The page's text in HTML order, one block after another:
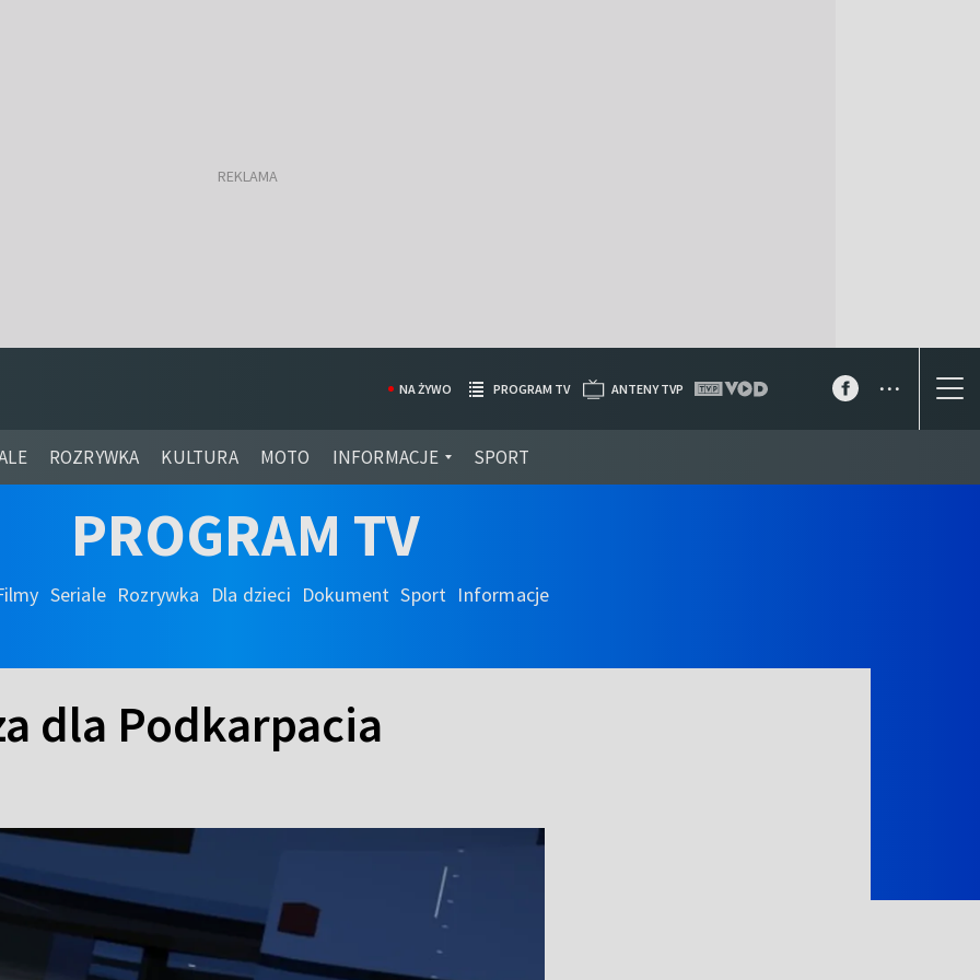
ROZRYWKA KULTURA MOTO INFORMACJE SPORT
NA ŻYWO PROGRAM TV ANTENY TVP ...
PROGRAM TV
Seriale Rozrywka Dla dzieci Dokument Sport Informacje
dla Podkarpacia